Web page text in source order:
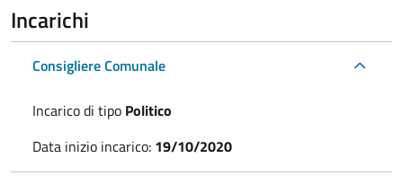
Incarichi
Consigliere Comunale
Incarico di tipo Politico
Data inizio incarico: 19/10/2020